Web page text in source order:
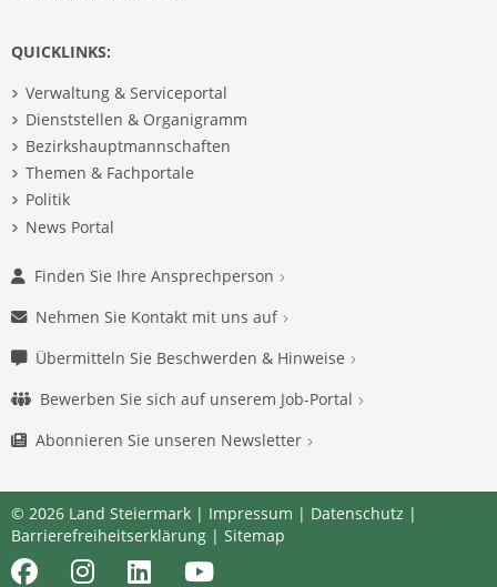
QUICKLINKS:
Verwaltung & Serviceportal
Dienststellen & Organigramm
Bezirkshauptmannschaften
Themen & Fachportale
Politik
News Portal
Finden Sie Ihre Ansprechperson
Nehmen Sie Kontakt mit uns auf
Übermitteln Sie Beschwerden & Hinweise
Bewerben Sie sich auf unserem Job-Portal
Abonnieren Sie unseren Newsletter
© 2026 Land Steiermark | Impressum | Datenschutz |
Barrierefreiheitserklärung | Sitemap
FacebookInstagramLinkedInYoutube